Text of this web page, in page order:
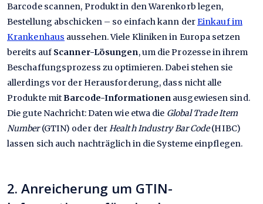
Barcode scannen, Produkt in den Warenkorb legen,
Bestellung abschicken – so einfach kann derEinkauf im
Krankenhaus aussehen. Viele Kliniken in Europa setzen
bereits auf Scanner-Lösungen, um die Prozesse in ihrem
Beschaffungsprozess zu optimieren. Dabei stehen sie
allerdings vor der Herausforderung, dass nicht alle
Produkte mitBarcode-Informationen ausgewiesen sind.
Die gute Nachricht: Daten wie etwa die Global Trade Item
Number(GTIN) oder derHealth Industry Bar Code(HIBC)
lassen sich auch nachträglich in die Systeme einpflegen.
2. Anreicherung um GTIN-